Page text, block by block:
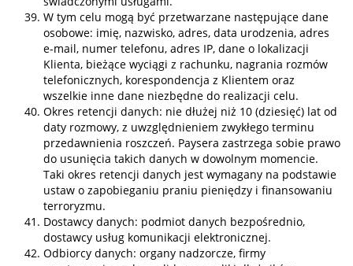
W tym celu mogą być przetwarzane następujące dane
osobowe: imię, nazwisko, adres, data urodzenia, adres
e-mail, numer telefonu, adres IP, dane o lokalizacji
Klienta, bieżące wyciągi z rachunku, nagrania rozmów
telefonicznych, korespondencja z Klientem oraz
wszelkie inne dane niezbędne do realizacji celu.
Okres retencji danych: nie dłużej niż 10 (dziesięć) lat od
daty rozmowy, z uwzględnieniem zwykłego terminu
przedawnienia roszczeń. Paysera zastrzega sobie prawo
do usunięcia takich danych w dowolnym momencie.
Taki okres retencji danych jest wymagany na podstawie
ustaw o zapobieganiu praniu pieniędzy i finansowaniu
terroryzmu.
Dostawcy danych: podmiot danych bezpośrednio,
dostawcy usług komunikacji elektronicznej.
Odbiorcy danych: organy nadzorcze, firmy